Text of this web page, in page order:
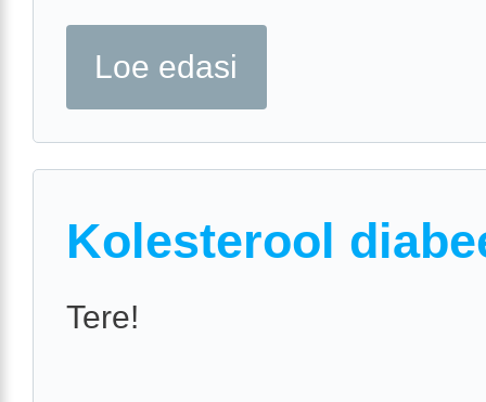
Loe edasi
Kolesterool
Tere!